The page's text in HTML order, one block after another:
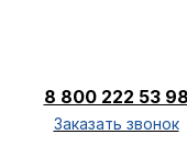
8 800 222 53 98
Заказать звонок